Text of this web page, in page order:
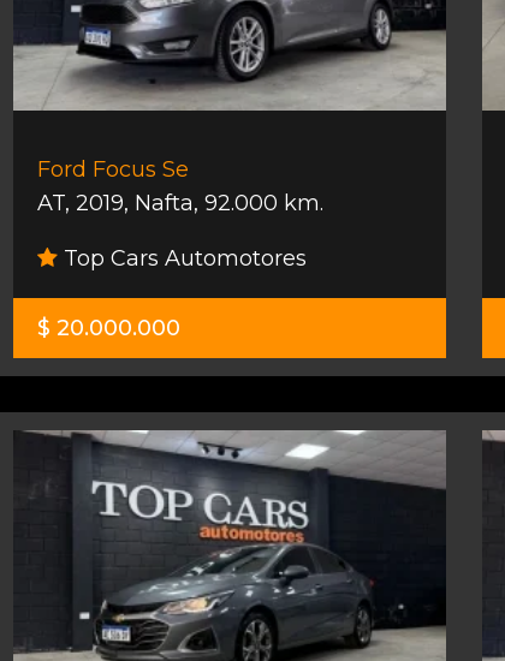
Ford Focus Se
AT, 2019, Nafta, 92.000 km.
Top Cars Automotores
$ 20.000.000